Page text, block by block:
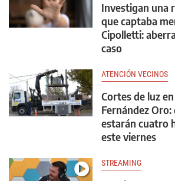
Investigan una
que captaba
Cipolletti:
caso
ATENCIÓN VECINOS
Cortes de luz
Fernández Oro:
estarán cuatro
este viernes
STREAMING